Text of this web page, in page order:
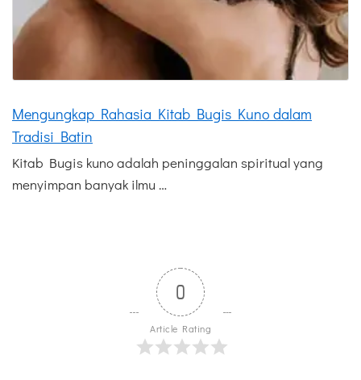
Mengungkap Rahasia Kitab Bugis Kuno dalam
Tradisi Batin
Kitab Bugis kuno adalah peninggalan spiritual yang
menyimpan banyak ilmu …
0
Article Rating